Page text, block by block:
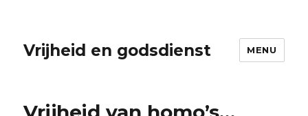
Vrijheid en godsdienst MENU